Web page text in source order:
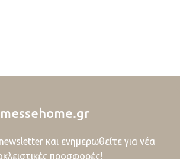
και ενημερωθείτε για νέα
προσφορές!